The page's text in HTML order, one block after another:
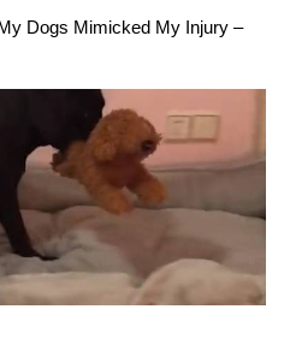
Dogs Mimicked My Injury –